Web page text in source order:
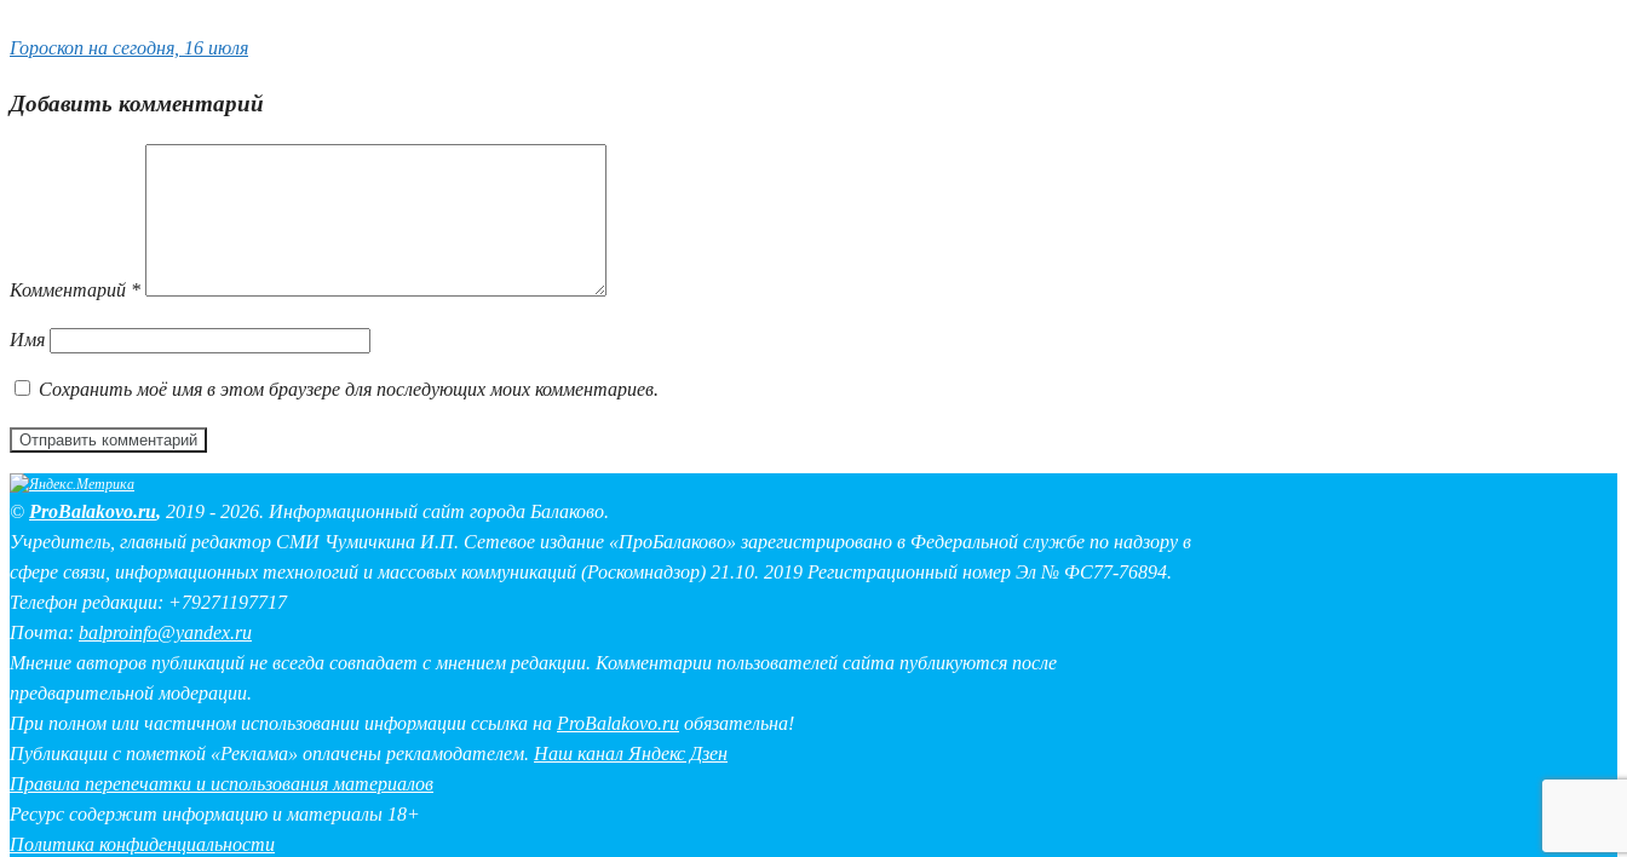
Гороскоп на сегодня, 16 июля
Добавить комментарий
Комментарий *
Имя
Сохранить моё имя в этом браузере для последующих моих комментариев.
© ProBalakovo.ru, 2019 - 2026. Информационный сайт города Балаково.
Учредитель, главный редактор СМИ Чумичкина И.П. Сетевое издание «ПроБалаково» зарегистрировано в Федеральной службе по надзору в
сфере связи, информационных технологий и массовых коммуникаций (Роскомнадзор) 21.10. 2019 Регистрационный номер Эл № ФС77-76894.
Телефон редакции: +79271197717
Почта: balproinfo@yandex.ru
Мнение авторов публикаций не всегда совпадает с мнением редакции. Комментарии пользователей сайта публикуются после
предварительной модерации.
При полном или частичном использовании информации ссылка на ProBalakovo.ru обязательна!
Публикации с пометкой «Реклама» оплачены рекламодателем. Наш канал Яндекс Дзен
Правила перепечатки и использования материалов
Ресурс содержит информацию и материалы 18+
Политика конфиденциальности